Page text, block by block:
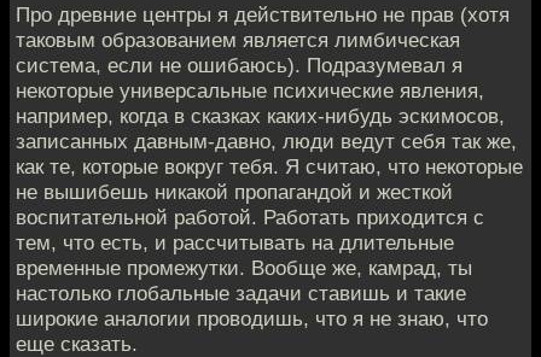
Про древние центры я действительно не прав (хотя
таковым образованием является лимбическая
система, если не ошибаюсь). Подразумевал я
некоторые универсальные психические явления,
например, когда в сказках каких-нибудь эскимосов,
записанных давным-давно, люди ведут себя так же,
как те, которые вокруг тебя. Я считаю, что некоторые
не вышибешь никакой пропагандой и жесткой
воспитательной работой. Работать приходится с
тем, что есть, и рассчитывать на длительные
временные промежутки. Вообще же, камрад, ты
настолько глобальные задачи ставишь и такие
широкие аналогии проводишь, что я не знаю, что
еще сказать.